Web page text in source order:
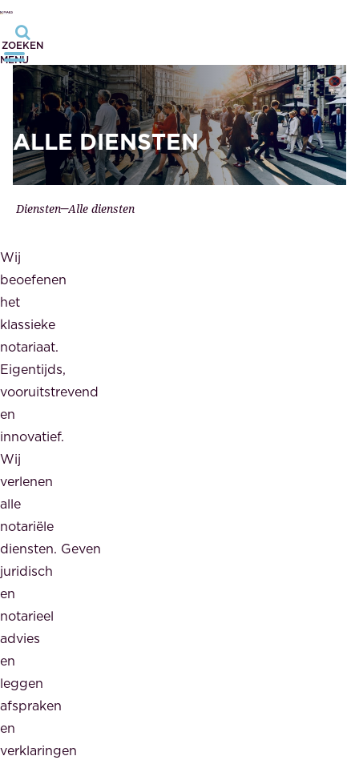
ZOEKEN
MENU
ALLE DIENSTEN
Diensten Alle diensten
Wij
beoefenen
het
klassieke
notariaat.
Eigentijds,
vooruitstrevend
en
innovatief.
Wij
verlenen
alle
notariële
diensten. Geven
juridisch
en
notarieel
advies
en
leggen
afspraken
en
verklaringen